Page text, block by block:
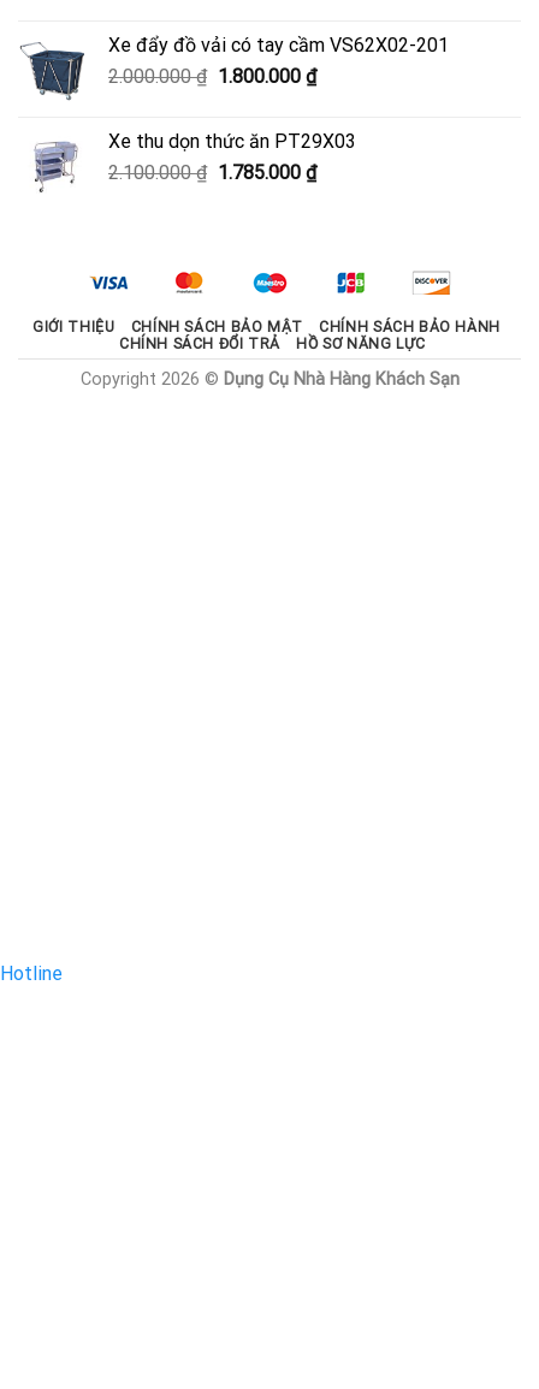
950.000 ₫.là:
600.000 ₫.
Xe đẩy đồ vải có tay cầm VS62X02-201
2.000.000₫ Giá
2.000.000 ₫.
1.800.000 ₫Giá
là:
1.800.000 ₫.
Xe thu dọn thức ăn PT29X03
2.100.000₫ Giá
1.785.000 ₫Giá
1.785.000 ₫.
GIỚI THIỆU CHÍNH SÁCH BẢO MẬT
CHÍNH SÁCH BẢO HÀNH
CHÍNH SÁCH ĐỔI TRẢ
HỒ SƠ NĂNG LỰC
Copyright 2026 © Dụng Cụ Nhà Hàng Khách Sạn
Hotline